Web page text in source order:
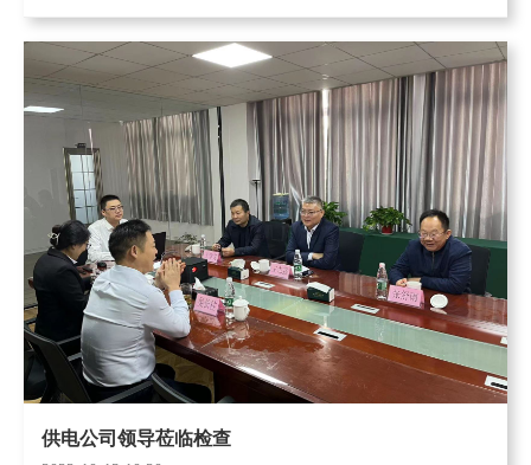
相邻住，墙头篱笆有人跨。 最是难得众保安，白天常巡门户
关。 夜晚暗处蹲通宵，风雨...
供电公司领导莅临检查